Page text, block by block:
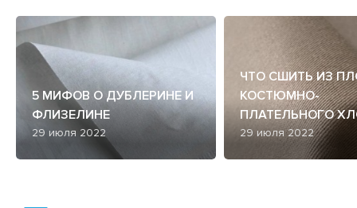
5 МИФОВ О ДУБЛЕРИНЕ И
ФЛИЗЕЛИНЕ
29 июля 2022
ЧТО СШИТЬ ИЗ
КОСТЮМНО-
ПЛАТЕЛЬНОГО
29 июля 2022